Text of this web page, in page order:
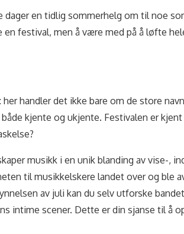
en tidlig sommerhelg om til noe
festival, men å være med på å løfte
handler det ikke bare om de store
kjente og ukjente. Festivalen er
musikk i en unik blanding av vise-,
til musikkelskere landet over og ble
av juli kan du selv utforske
intime scener. Dette er din sjanse til å